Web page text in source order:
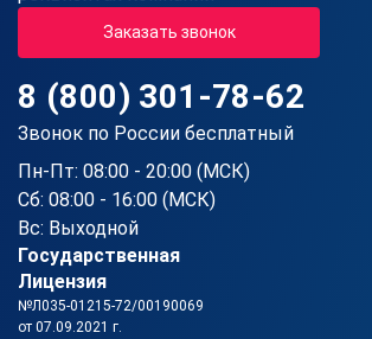
Заказать звонок
8 (800) 301-78-62
Звонок по России бесплатный
Пн-Пт: 08:00 - 20:00 (МСК)
Сб: 08:00 - 16:00 (МСК)
Вс: Выходной
Государственная
Лицензия
№Л035-01215-72/00190069
от 07.09.2021 г.